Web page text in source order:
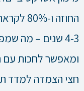
החוזה
4-3 שנים – מה
ומאפשר לחכות עם
חצי הצמדה למדד